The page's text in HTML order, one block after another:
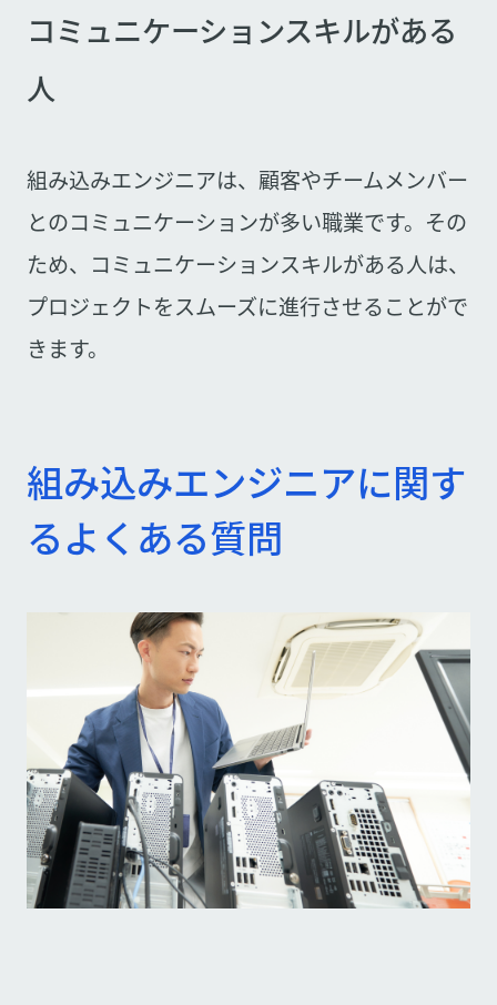
コミュニケーションスキルがある
人
組み込みエンジニアは、顧客やチームメンバー
とのコミュニケーションが多い職業です。その
ため、コミュニケーションスキルがある人は、
プロジェクトをスムーズに進行させることがで
きます。
組み込みエンジニアに関す
るよくある質問